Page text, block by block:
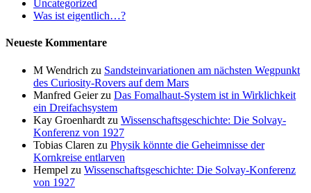
Uncategorized
Was ist eigentlich…?
Neueste Kommentare
M Wendrich zu Sandsteinvariationen am nächsten Wegpunkt
des Curiosity-Rovers auf dem Mars
Manfred Geierzu Das Fomalhaut-System ist in Wirklichkeit
ein Dreifachsystem
Kay Groenhardt zu Wissenschaftsgeschichte: Die Solvay-
Konferenz von 1927
Tobias Claren zu Physik könnte die Geheimnisse der
Kornkreise entlarven
Hempel zu Wissenschaftsgeschichte: Die Solvay-Konferenz
von 1927